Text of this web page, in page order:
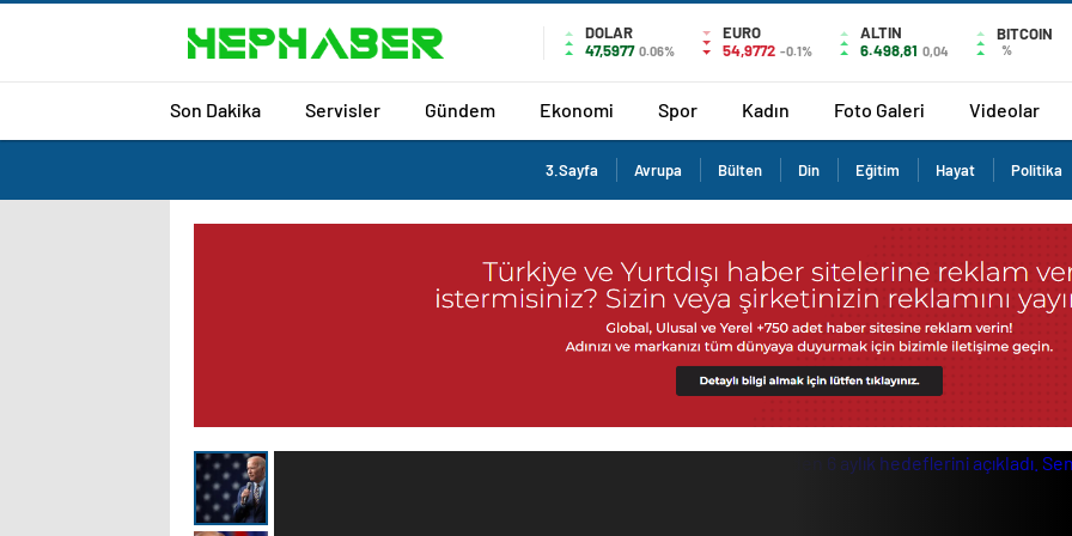
DOLAR
47,5977 0.06%
EURO
54,9772 -0.1%
ALTIN
6.498,81 0,04
BITCOIN
%
Son Dakika Servisler Gündem Ekonomi Spor Kadın Foto Galeri Videolar
3.Sayfa Avrupa Bülten Din Eğitim Hayat Politika